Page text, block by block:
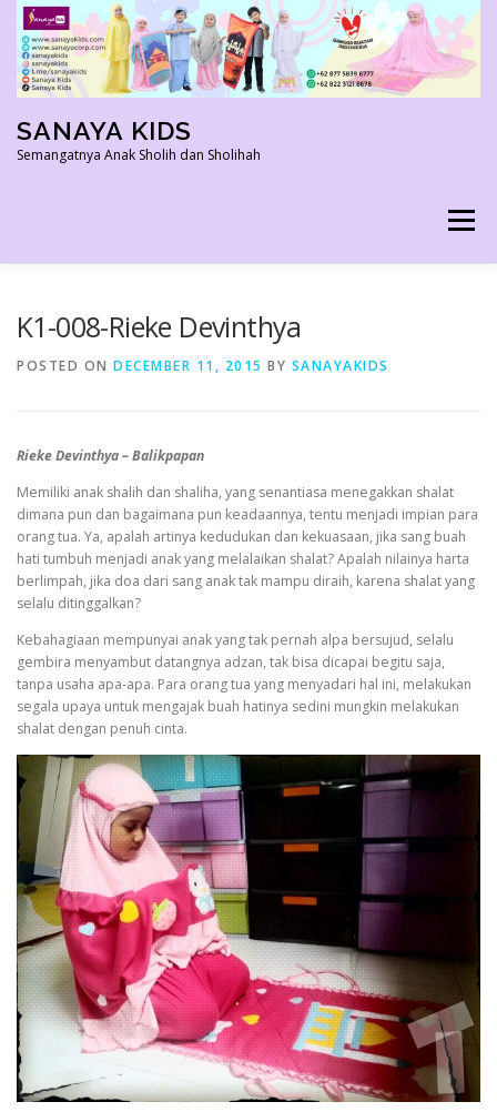
Skip
content
SANAYA KIDS
Semangatnya Anak Sholih dan Sholihah
Menu
K1-008-Rieke Devinthya
POSTED ON DECEMBER 11, 2015 BY SANAYAKIDS
Rieke Devinthya – Balikpapan
Memiliki anak shalih dan shaliha, yang senantiasa menegakkan shalat
dimana pun dan bagaimana pun keadaannya, tentu menjadi impian para
orang tua. Ya, apalah artinya kedudukan dan kekuasaan, jika sang buah
hati tumbuh menjadi anak yang melalaikan shalat? Apalah nilainya harta
berlimpah, jika doa dari sang anak tak mampu diraih, karena shalat yang
selalu ditinggalkan?
Kebahagiaan mempunyai anak yang tak pernah alpa bersujud, selalu
gembira menyambut datangnya adzan, tak bisa dicapai begitu saja,
tanpa usaha apa-apa. Para orang tua yang menyadari hal ini, melakukan
segala upaya untuk mengajak buah hatinya sedini mungkin melakukan
shalat dengan penuh cinta.